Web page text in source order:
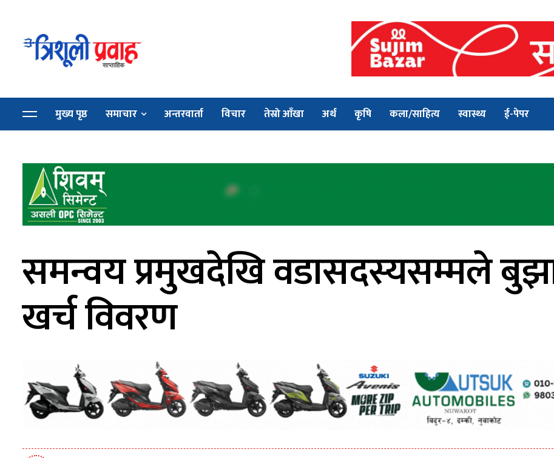
मुख्य पृष्ठ समाचार अन्तरवार्ता विचार तेस्रो आँखा अर्थ कृषि कला/साहित्य स्वास्थ्य ई-पेपर
समन्वय प्रमुखदेखि वडासदस्यसम्मले
खर्च विवरण